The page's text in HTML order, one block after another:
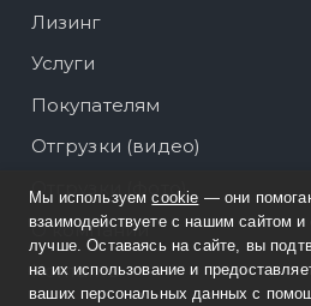
Лизинг
Услуги
Покупателям
Отгрузки (видео)
Отгрузки (фото)
О компании
Контакты
Мы используемcookie — они
взаимодействуете с нашим сайтом и
лучше. Оставаясь на сайте, вы
на их использование и
ваших персональных данных с